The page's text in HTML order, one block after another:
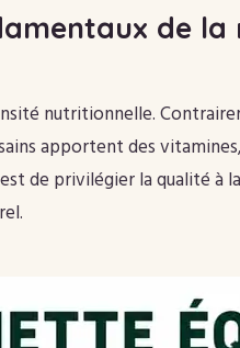
de
nutritionnelle.
apportent des
de privilégier la qualité à